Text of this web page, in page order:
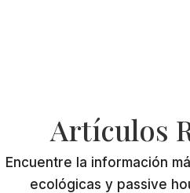
Artículos
Encuentre la información
ecológicas y passive